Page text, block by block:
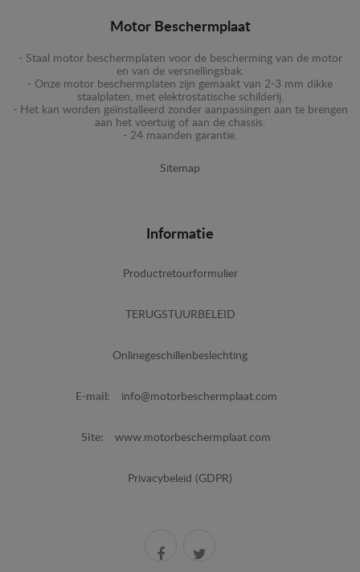
Motor Beschermplaat
- Staal motor beschermplaten voor de bescherming van de motor
en van de versnellingsbak.
- Onze motor beschermplaten zijn gemaakt van 2-3 mm dikke
staalplaten, met elektrostatische schilderij.
- Het kan worden geïnstalleerd zonder aanpassingen aan te brengen
aan het voertuig of aan de chassis.
- 24 maanden garantie.
Sitemap
Informatie
Productretourformulier
TERUGSTUURBELEID
Onlinegeschillenbeslechting
E-mail: info@motorbeschermplaat.com
Site: www.motorbeschermplaat.com
Privacybeleid (GDPR)